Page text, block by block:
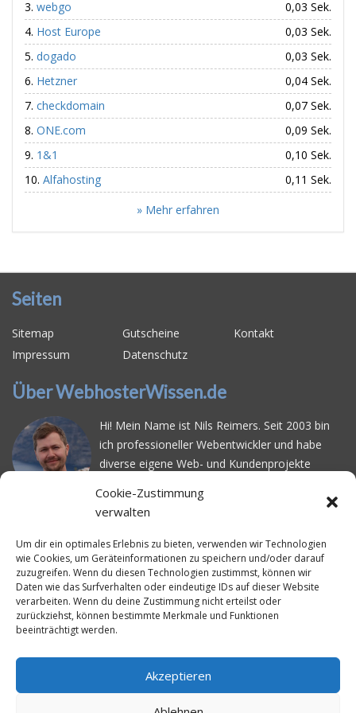
Cookie-Zustimmung
verwalten
Um dir ein optimales Erlebnis zu bieten, verwenden wir Technologien
wie Cookies, um Geräteinformationen zu speichern und/oder darauf
zuzugreifen. Wenn du diesen Technologien zustimmst, können wir
Daten wie das Surfverhalten oder eindeutige IDs auf dieser Website
verarbeiten. Wenn du deine Zustimmung nicht erteilst oder
zurückziehst, können bestimmte Merkmale und Funktionen
beeinträchtigt werden.
Akzeptieren
webgo
0,03 Sek.
Host Europe
0,03 Sek.
dogado
0,03 Sek.
Hetzner
0,04 Sek.
checkdomain
0,07 Sek.
ONE.com
0,09 Sek.
1&1
0,10 Sek.
Alfahosting
0,11 Sek.
» Mehr erfahren
Seiten
Sitemap Gutscheine
Kontakt
Impressum
Datenschutz
Über WebhosterWissen.de
Hi! Mein Name ist Nils Reimers. Seit 2003 bin
ich professioneller Webentwickler und habe
diverse eigene Web- und Kundenprojekte
schwierig ist gutes Webhosting zu finden: Bei
vielen Anbietern ärgert man sich über
Serverausfälleoder überlangsame
Ladezeiten. Deswegen habe ich im Mai 2016
angefangen, die bekanntesten Webhoster
systematisch zu testen und deren
Erreichbarkeit und Ladezeit für eine typische
Website basierend auf dem beliebten CMS-
System WordPress zu protokollieren. Auf
WebhosterWissen.de werte ich diese
Messungen kontinuierlich aus und gebe euch